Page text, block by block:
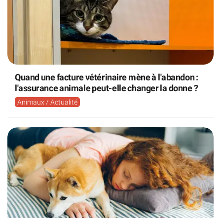
Quand une facture vétérinaire mène à l'abandon :
l'assurance animale peut-elle changer la donne ?
Animaux / Actualité